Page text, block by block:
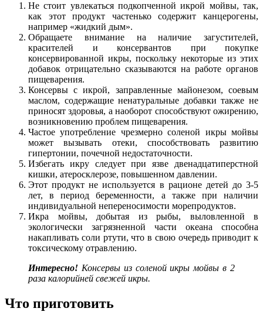
Не стоит увлекаться подкопченной икрой мойвы, так,
как этот продукт частенько содержит канцерогены,
например «жидкий дым».
Обращаете внимание на наличие загустителей,
красителей и консервантов при покупке
консервированной икры, поскольку некоторые из этих
добавок отрицательно сказываются на работе органов
пищеварения.
Консервы с икрой, заправленные майонезом, соевым
маслом, содержащие ненатуральные добавки также не
приносят здоровья, а наоборот способствуют ожирению,
возникновению проблем пищеварения.
Частое употребление чрезмерно соленой икры мойвы
может вызывать отеки, способствовать развитию
гипертонии, почечной недостаточности.
Избегать икру следует при язве двенадцатиперстной
кишки, атеросклерозе, повышенном давлении.
Этот продукт не используется в рационе детей до 3-5
лет, в период беременности, а также при наличии
индивидуальной непереносимости морепродуктов.
Икра мойвы, добытая из рыбы, выловленной в
экологически загрязненной части океана способна
накапливать соли ртути, что в свою очередь приводит к
токсическому отравлению.
Интересно! Консервы из соленой икры мойвы в 2
раза калорийней свежей икры.
Что приготовить